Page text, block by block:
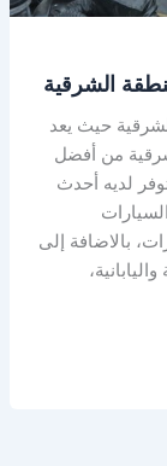
الشرقية
حيث يعد
من أفضل
لديه أحدث
بالاضافة إلى